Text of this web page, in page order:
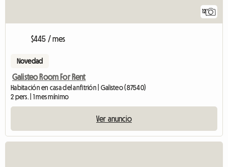
12
$445 / mes
Novedad
Galisteo Room For Rent
Habitación en casa del anfitrión | Galisteo (87540)
2 pers. | 1 mes mínimo
Ver anuncio